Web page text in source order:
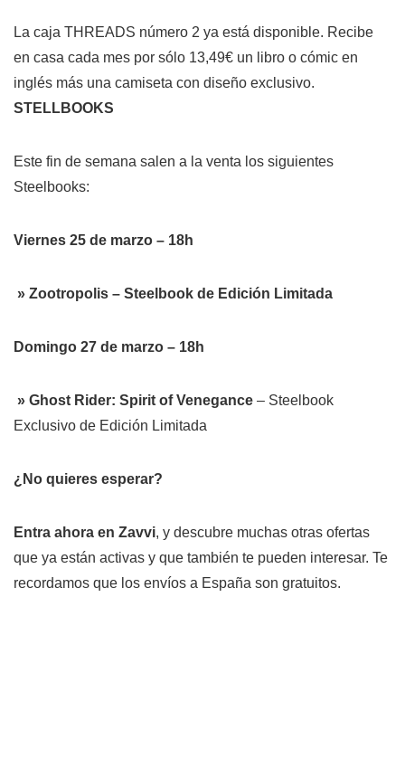
La caja THREADS número 2 ya está disponible. Recibe
en casa cada mes por sólo 13,49€ un libro o cómic en
inglés más una camiseta con diseño exclusivo.
STELLBOOKS
Este fin de semana salen a la venta los siguientes
Steelbooks:
Viernes 25 de marzo – 18h
» Zootropolis – Steelbook de Edición Limitada
Domingo 27 de marzo – 18h
» Ghost Rider: Spirit of Venegance – Steelbook
Exclusivo de Edición Limitada
¿No quieres esperar?
Entra ahora en Zavvi, y descubre muchas otras ofertas
que ya están activas y que también te pueden interesar. Te
recordamos que los envíos a España son gratuitos.